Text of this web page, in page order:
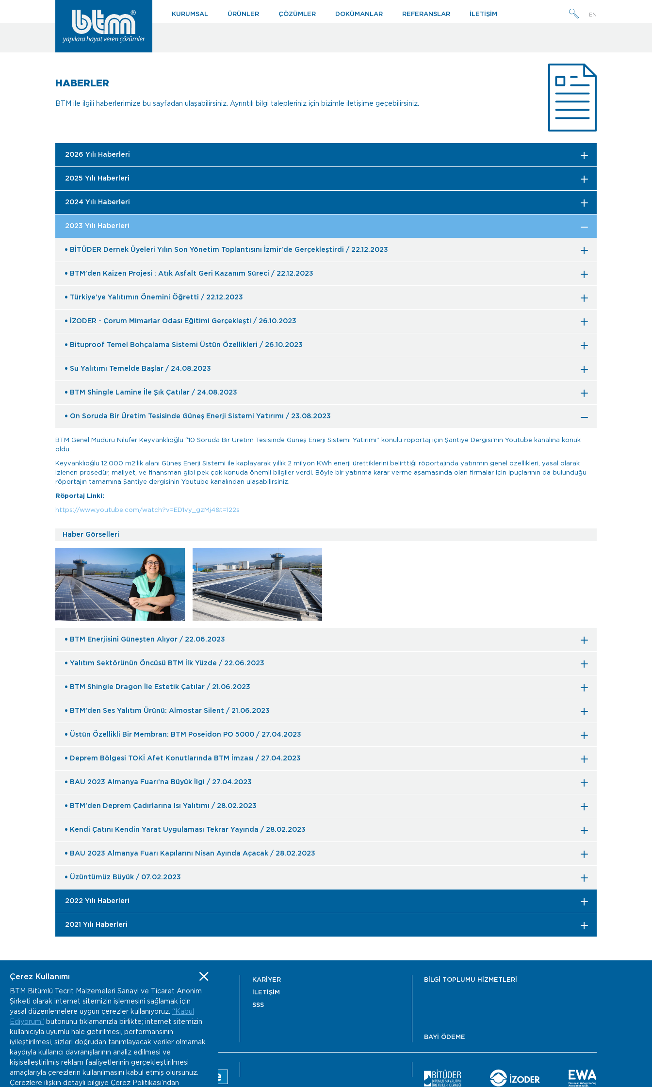
KURUMSAL ÜRÜNLER ÇÖZÜMLER DOKÜMANLAR REFERANSLAR İLETİŞİM EN
HABERLER
BTM ile ilgili haberlerimize bu sayfadan ulaşabilirsiniz. Ayrıntılı bilgi talepleriniz için bizimle iletişime geçebilirsiniz.
2026 Yılı Haberleri
2025 Yılı Haberleri
2024 Yılı Haberleri
2023 Yılı Haberleri
BİTÜDER Dernek Üyeleri Yılın Son Yönetim Toplantısını İzmir’de Gerçekleştirdi / 22.12.2023
BTM’den Kaizen Projesi : Atık Asfalt Geri Kazanım Süreci / 22.12.2023
Türkiye’ye Yalıtımın Önemini Öğretti / 22.12.2023
İZODER - Çorum Mimarlar Odası Eğitimi Gerçekleşti / 26.10.2023
Bituproof Temel Bohçalama Sistemi Üstün Özellikleri / 26.10.2023
Su Yalıtımı Temelde Başlar / 24.08.2023
BTM Shingle Lamine İle Şık Çatılar / 24.08.2023
On Soruda Bir Üretim Tesisinde Güneş Enerji Sistemi Yatırımı / 23.08.2023
BTM Genel Müdürü Nilüfer Keyvanklıoğlu “10 Soruda Bir Üretim Tesisinde Güneş Enerji Sistemi Yatırımı” konulu röportaj için Şantiye Dergisi’nin Youtube kanalına konuk
oldu.
Keyvanklıoğlu 12.000 m2’lik alanı Güneş Enerji Sistemi ile kaplayarak yıllık 2 milyon KWh enerji ürettiklerini belirttiği röportajında yatırımın genel özellikleri, yasal olarak
izlenen prosedür, maliyet, ve finansman gibi pek çok konuda önemli bilgiler verdi. Böyle bir yatırıma karar verme aşamasında olan firmalar için ipuçlarının da bulunduğu
röportajın tamamına Şantiye dergisinin Youtube kanalından ulaşabilirsiniz.
Röportaj Linki:
https://www.youtube.com/watch?v=ED1vy_gzMj4&t=122s
Haber Görselleri
BTM Enerjisini Güneşten Alıyor / 22.06.2023
Yalıtım Sektörünün Öncüsü BTM İlk Yüzde / 22.06.2023
BTM Shingle Dragon İle Estetik Çatılar / 21.06.2023
BTM’den Ses Yalıtım Ürünü: Almostar Silent / 21.06.2023
Üstün Özellikli Bir Membran: BTM Poseidon PO 5000 / 27.04.2023
Deprem Bölgesi TOKİ Afet Konutlarında BTM İmzası / 27.04.2023
BAU 2023 Almanya Fuarı’na Büyük İlgi / 27.04.2023
BTM’den Deprem Çadırlarına Isı Yalıtımı / 28.02.2023
Kendi Çatını Kendin Yarat Uygulaması Tekrar Yayında / 28.02.2023
BAU 2023 Almanya Fuarı Kapılarını Nisan Ayında Açacak / 28.02.2023
Üzüntümüz Büyük / 07.02.2023
2022 Yılı Haberleri
2021 Yılı Haberleri
www.btm.co
info@btm.co
+90 232 877 04 02
Kemalpaşa Organize Sanayi Bölgesi Gazi Bulvarı
No:152 Kemalpaşa, İzmir / Türkiye
KARİYER
İLETİŞİM
SSS
BİLGİ TOPLUMU HİZMETLERİ
BAYİ ÖDEME
Çerez Kullanımı
BTM Bitümlü Tecrit Malzemeleri Sanayi ve Ticaret Anonim
Şirketi olarak internet sitemizin işlemesini sağlamak için
yasal düzenlemelere uygun çerezler kullanıyoruz. “Kabul
Ediyorum” butonunu tıklamanızla birlikte; internet sitemizin
kullanıcıyla uyumlu hale getirilmesi, performansının
iyileştirilmesi, sizleri doğrudan tanımlayacak veriler olmamak
kaydıyla kullanıcı davranışlarının analiz edilmesi ve
kişiselleştirilmiş reklam faaliyetlerinin gerçekleştirilmesi
amaçlarıyla çerezlerin kullanılmasını kabul etmiş olursunuz.
Çerezlere ilişkin detaylı bilgiye Çerez Politikası’ndan